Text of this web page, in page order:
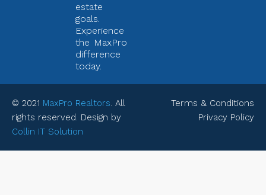
estate
goals.
Experience
the MaxPro
difference
today.
© 2021 MaxPro Realtors. All
rights reserved. Design by
Collin IT Solution
Terms & Conditions
Privacy Policy